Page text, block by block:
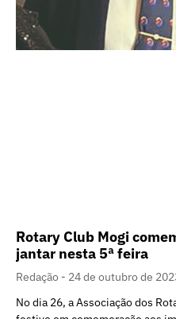
Rotary Club Mogi
jantar nesta 5ª feira
Redação
24 de outubro de
No dia 26, a Associação dos